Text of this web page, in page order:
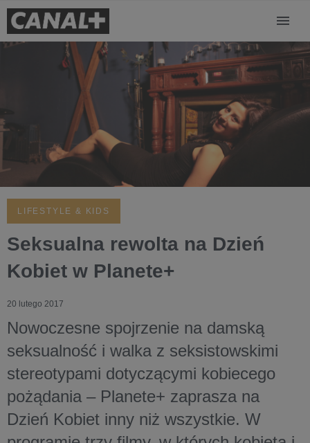
LIFESTYLE & KIDS
Seksualna rewolta na Dzień
Kobiet w Planete+
20 lutego 2017
Nowoczesne spojrzenie na damską
seksualność i walka z seksistowskimi
stereotypami dotyczącymi kobiecego
pożądania – Planete+ zaprasza na
Dzień Kobiet inny niż wszystkie. W